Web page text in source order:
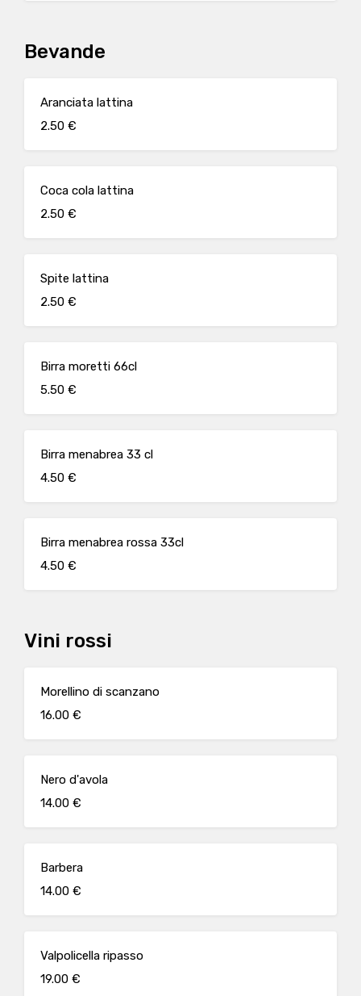
Bevande
Aranciata lattina
2.50 €
Coca cola lattina
2.50 €
Spite lattina
2.50 €
Birra moretti 66cl
5.50 €
Birra menabrea 33 cl
4.50 €
Birra menabrea rossa 33cl
4.50 €
Vini rossi
Morellino di scanzano
16.00 €
Nero d'avola
14.00 €
Barbera
14.00 €
Valpolicella ripasso
19.00 €